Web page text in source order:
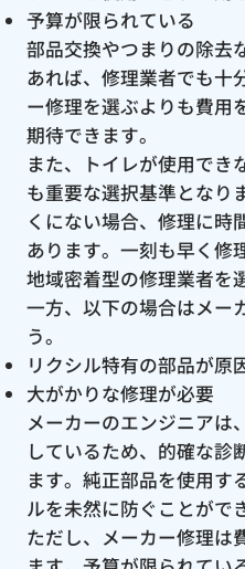
予算が限られている
部品交換やつまりの除去
あれば、修理業者でも十
ー修理を選ぶよりも費用
期待できます。
また、トイレが使用でき
も重要な選択基準となり
くにない場合、修理に時
あります。一刻も早く修
地域密着型の修理業者を
一方、以下の場合はメー
う。
リクシル特有の部品が原
大がかりな修理が必要
メーカーのエンジニアは
しているため、的確な診
ます。純正部品を使用す
ルを未然に防ぐことがで
ただし、メーカー修理は